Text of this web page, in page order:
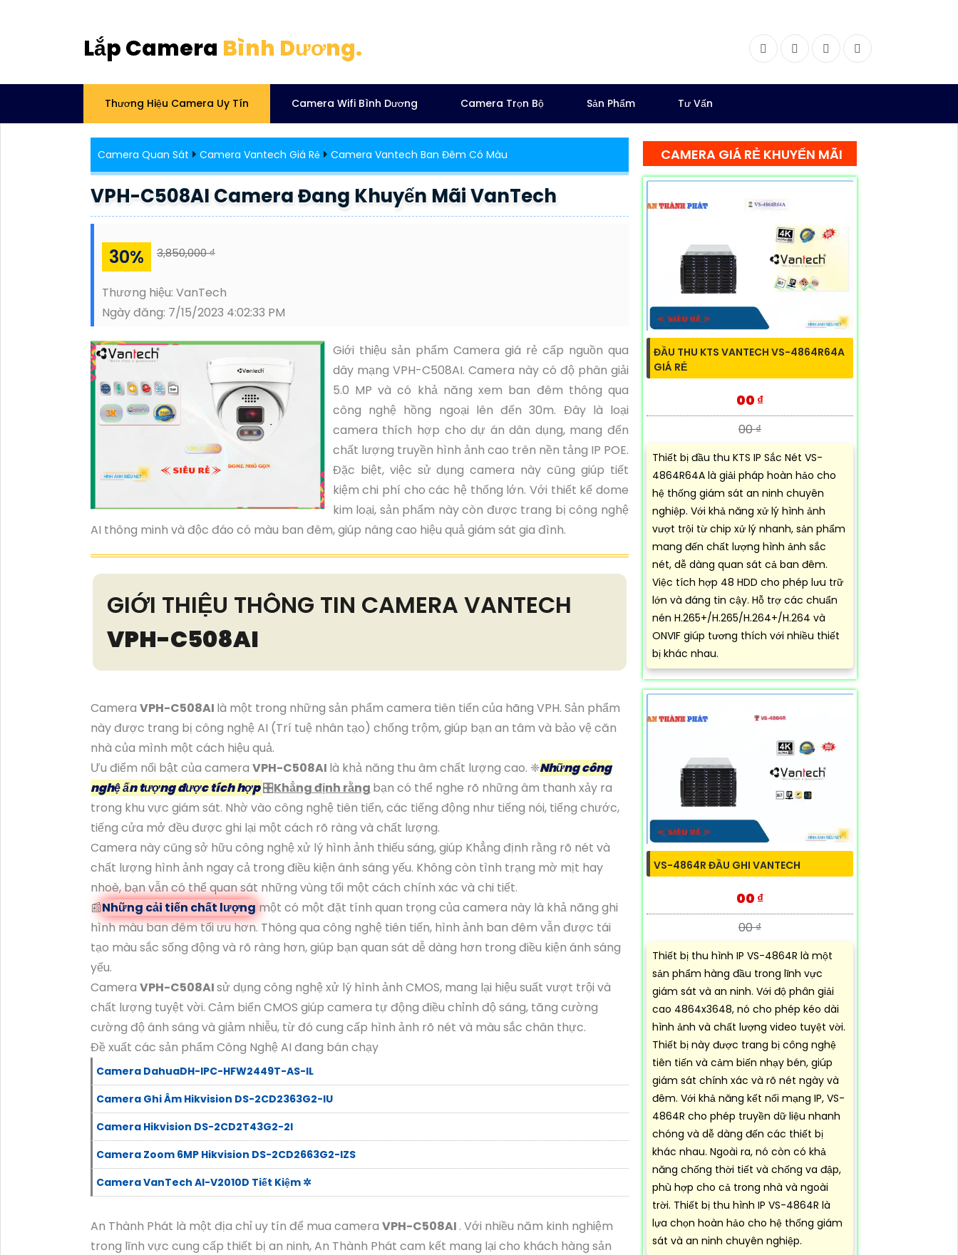
Lắp Camera Bình Dương. FacebookTwitter InstagramDribbble
Thương Hiệu Camera Uy Tín Camera Wifi Bình Dương Camera Trọn Bộ Sản Phẩm Tư Vấn
Camera Quan Sát Camera Vantech Giá Rẻ Camera Vantech Ban Đêm Có Màu
VPH-C508AI Camera Đang Khuyến Mãi VanTech
30% 3,850,000 ₫
Thương hiệu: VanTech
Ngày đăng: 7/15/2023 4:02:33 PM
Giới thiệu sản phẩm Camera giá rẻ cấp nguồn qua
dây mạng VPH-C508AI. Camera này có độ phân giải
5.0 MP và có khả năng xem ban đêm thông qua
công nghệ hồng ngoại lên đến 30m. Đây là loại
camera thích hợp cho dự án dân dụng, mang đến
chất lượng truyền hình ảnh cao trên nền tảng IP POE.
Đặc biệt, việc sử dụng camera này cũng giúp tiết
kiệm chi phí cho các hệ thống lớn. Với thiết kế dome
kim loại, sản phẩm này còn được trang bị công nghệ
AI thông minh và độc đáo có màu ban đêm, giúp nâng cao hiệu quả giám sát gia đình.
GIỚI THIỆU THÔNG TIN CAMERA VANTECH
VPH-C508AI
Camera VPH-C508AI là một trong những sản phẩm camera tiên tiến của hãng VPH. Sản phẩm
này được trang bị công nghệ AI (Trí tuệ nhân tạo) chống trộm, giúp bạn an tâm và bảo vệ căn
nhà của mình một cách hiệu quả.
Ưu điểm nổi bật của camera VPH-C508AI là khả năng thu âm chất lượng cao. ❈Những công
nghệ ấn tượng được tích hợp🎛Khẳng định rằng bạn có thể nghe rõ những âm thanh xảy ra
trong khu vực giám sát. Nhờ vào công nghệ tiên tiến, các tiếng động như tiếng nói, tiếng chước,
tiếng cửa mở đều được ghi lại một cách rõ ràng và chất lượng.
Camera này cũng sở hữu công nghệ xử lý hình ảnh thiếu sáng, giúp Khẳng định rằng rõ nét và
chất lượng hình ảnh ngay cả trong điều kiện ánh sáng yếu. Không còn tình trạng mờ mịt hay
nhoè, bạn vẫn có thể quan sát những vùng tối một cách chính xác và chi tiết.
📰Những cải tiến chất lượng một có một đặt tính quan trọng của camera này là khả năng ghi
hình màu ban đêm tối ưu hơn. Thông qua công nghệ tiên tiến, hình ảnh ban đêm vẫn được tái
tạo màu sắc sống động và rõ ràng hơn, giúp bạn quan sát dễ dàng hơn trong điều kiện ánh sáng
yếu.
Camera VPH-C508AIsử dụng công nghệ xử lý hình ảnh CMOS, mang lại hiệu suất vượt trội và
chất lượng tuyệt vời. Cảm biến CMOS giúp camera tự động điều chỉnh độ sáng, tăng cường
cường độ ánh sáng và giảm nhiễu, từ đó cung cấp hình ảnh rõ nét và màu sắc chân thực.
Đề xuất các sản phẩm Công Nghệ AI đang bán chạy
Camera DahuaDH-IPC-HFW2449T-AS-IL
Camera Ghi Âm Hikvision DS-2CD2363G2-IU
Camera Hikvision DS-2CD2T43G2-2I
Camera Zoom 6MP Hikvision DS-2CD2663G2-IZS
Camera VanTech AI-V2010D Tiết Kiệm ✲
An Thành Phát là một địa chỉ uy tín để mua camera VPH-C508AI . Với nhiều năm kinh nghiệm
trong lĩnh vực cung cấp thiết bị an ninh, An Thành Phát cam kết mang lại cho khách hàng sản
CAMERA GIÁ RẺ KHUYẾN MÃI
ĐẦU THU KTS VANTECH VS-4864R64A
GIÁ RẺ
00 ₫
00 ₫
Thiết bị đầu thu KTS IP Sắc Nét VS-
4864R64A là giải pháp hoàn hảo cho
hệ thống giám sát an ninh chuyên
nghiệp. Với khả năng xử lý hình ảnh
vượt trội từ chip xử lý nhanh, sản phẩm
mang đến chất lượng hình ảnh sắc
nét, dễ dàng quan sát cả ban đêm.
Việc tích hợp 48 HDD cho phép lưu trữ
lớn và đáng tin cậy. Hỗ trợ các chuẩn
nén H.265+/H.265/H.264+/H.264 và
ONVIF giúp tương thích với nhiều thiết
bị khác nhau.
VS-4864R ĐẦU GHI VANTECH
00 ₫
00 ₫
Thiết bị thu hình IP VS-4864R là một
sản phẩm hàng đầu trong lĩnh vực
giám sát và an ninh. Với độ phân giải
cao 4864x3648, nó cho phép kéo dài
hình ảnh và chất lượng video tuyệt vời.
Thiết bị này được trang bị công nghệ
tiên tiến và cảm biến nhạy bén, giúp
giám sát chính xác và rõ nét ngày và
đêm. Với khả năng kết nối mạng IP, VS-
4864R cho phép truyền dữ liệu nhanh
chóng và dễ dàng đến các thiết bị
khác nhau. Ngoài ra, nó còn có khả
năng chống thời tiết và chống va đập,
phù hợp cho cả trong nhà và ngoài
trời. Thiết bị thu hình IP VS-4864R là
lựa chọn hoàn hảo cho hệ thống giám
sát và an ninh chuyên nghiệp.